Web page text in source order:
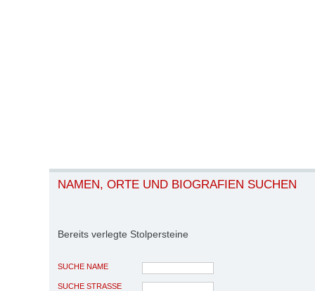
NAMEN, ORTE UND BIOGRAFIEN SUCHEN
Bereits verlegte Stolpersteine
SUCHE NAME
SUCHE STRASSE